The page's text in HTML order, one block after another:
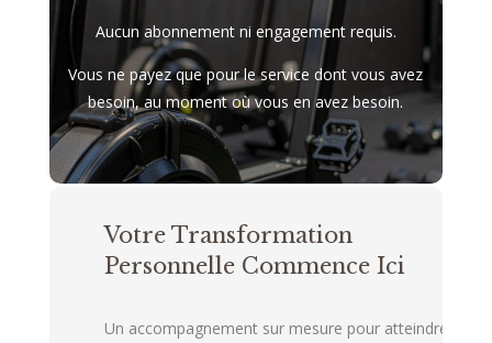
Aucun abonnement ni engagement requis.
Vous ne payez que pour le service dont vous avez
besoin, au moment où vous en avez besoin.
Votre Transformation
Personnelle Commence Ici
Un accompagnement sur mesure pour atteindre vos